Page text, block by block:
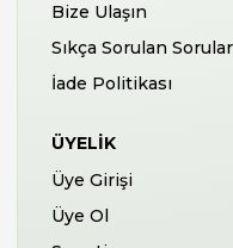
Bize Ulaşın
Sıkça Sorulan Sorular
İade Politikası
ÜYELIK
Üye Girişi
Üye Ol